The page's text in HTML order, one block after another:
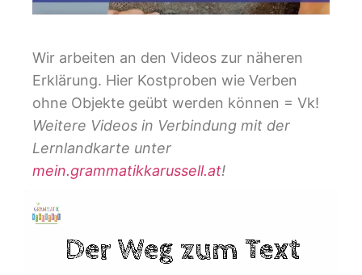
Wir arbeiten an den Videos zur näheren
Erklärung. Hier Kostproben wie Verben
ohne Objekte geübt werden können = Vk!
Weitere Videos in Verbindung mit der
Lernlandkarte unter
mein.grammatikkarussell.at!